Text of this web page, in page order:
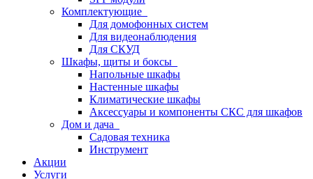
Комплектующие
Для домофонных систем
Для видеонаблюдения
Для СКУД
Шкафы, щиты и боксы
Напольные шкафы
Настенные шкафы
Климатические шкафы
Аксессуары и компоненты СКС для шкафов
Дом и дача
Садовая техника
Инструмент
Акции
Услуги